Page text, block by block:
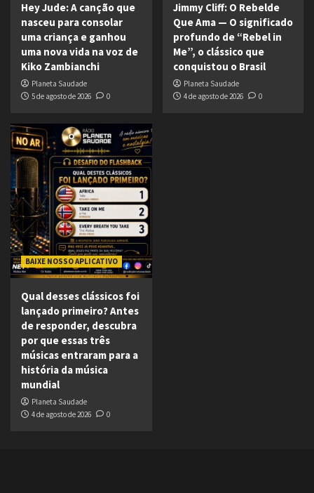
Hey Jude: A canção que
nasceu para consolar
uma criança e ganhou
uma nova vida na voz de
Kiko Zambianchi
Planeta Saudade
5 de agosto de 2026
0
Jimmy Cliff: O Rebelde
Que Ama — O significado
profundo de “Rebel in
Me”, o clássico que
conquistou o Brasil
Planeta Saudade
4 de agosto de 2026
0
BAIXE NOSSO APLICATIVO
Qual desses clássicos foi
lançado primeiro? Antes
de responder, descubra
por que essas três
músicas entraram para a
história da música
mundial
Planeta Saudade
4 de agosto de 2026
0